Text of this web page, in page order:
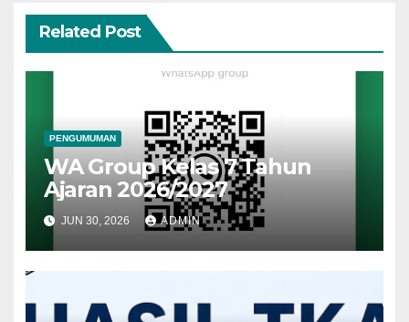
Related Post
PENGUMUMAN
WA Group Kelas 7 Tahun
Ajaran 2026/2027
JUN 30, 2026 ADMIN